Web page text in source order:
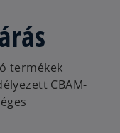
termékek
CBAM-